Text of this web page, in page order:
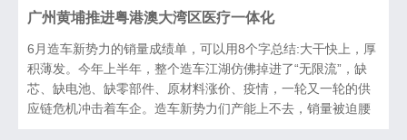
广州黄埔推进粤港澳大湾区医疗一体化
6月造车新势力的销量成绩单，可以用8个字总结:大干快上，厚
积薄发。今年上半年，整个造车江湖仿佛掉进了“无限流”，缺
芯、缺电池、缺零部件、原材料涨价、疫情，一轮又一轮的供
应链危机冲击着车企。造车新势力们产能上不去，销量被迫腰